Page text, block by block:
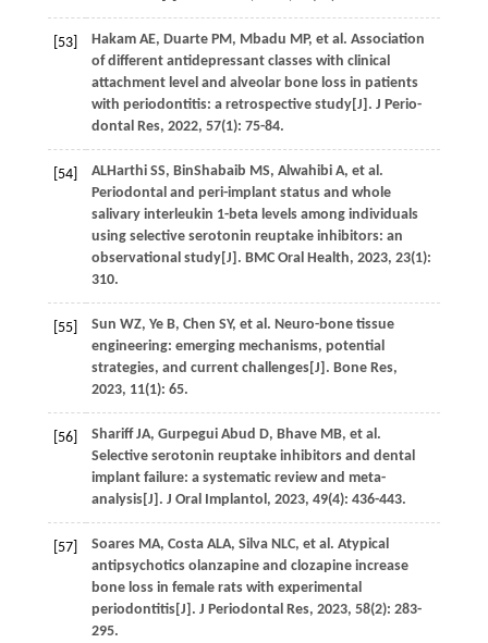
[53] Hakam AE, Duarte PM, Mbadu MP, et al. Association
of different antidepressant classes with clinical
attachment level and alveolar bone loss in patients
with periodontitis: a retrospective study[J]. J Perio-
dontal Res, 2022, 57(1): 75-84.
[54] ALHarthi SS, BinShabaib MS, Alwahibi A, et al.
Periodontal and peri-implant status and whole
salivary interleukin 1-beta levels among individuals
using selective serotonin reuptake inhibitors: an
observational study[J]. BMC Oral Health, 2023, 23(1):
310.
[55] Sun WZ, Ye B, Chen SY, et al. Neuro-bone tissue
engineering: emerging mechanisms, potential
strategies, and current challenges[J]. Bone Res,
2023, 11(1): 65.
[56] Shariff JA, Gurpegui Abud D, Bhave MB, et al.
Selective serotonin reuptake inhibitors and dental
implant failure: a systematic review and meta-
analysis[J]. J Oral Implantol, 2023, 49(4): 436-443.
[57] Soares MA, Costa ALA, Silva NLC, et al. Atypical
antipsychotics olanzapine and clozapine increase
bone loss in female rats with experimental
periodontitis[J]. J Periodontal Res, 2023, 58(2): 283-
295.